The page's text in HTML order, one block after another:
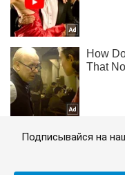
Подписывайся на